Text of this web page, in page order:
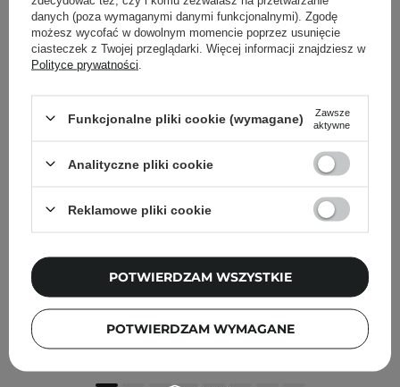
Dasique - Juicy Dewy Tint - Nabłyszczający Tint do Ust -
#01 Mood Mango - 3,5g
49,00 zł
34,36 zł
danych (poza wymaganymi danymi funkcjonalnymi). Zgodę
możesz wycofać w dowolnym momencie poprzez usunięcie
ciasteczek z Twojej przeglądarki. Więcej informacji znajdziesz w
Polityce prywatności
Funkcjonalne pliki cookie (wymagane)
Zawsze
aktywne
Analityczne pliki cookie
Reklamowe pliki cookie
POTWIERDZAM WYMAGANE
POTWIERDZAM WSZYSTKIE